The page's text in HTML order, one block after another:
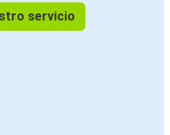
servicio